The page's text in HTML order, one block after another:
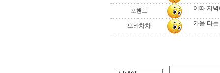
포핸드 이따 저
으라차차 가을 타